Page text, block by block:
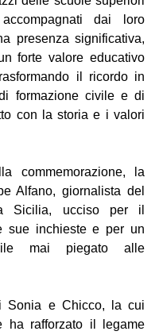
accompagnati dai loro
presenza significativa,
forte valore educativo
il ricordo in
formazione civile e di
con la storia e i valori
commemorazione, la
Alfano, giornalista del
Sicilia, ucciso per il
sue inchieste e per un
mai piegato alle
Sonia e Chicco, la cui
ha rafforzato il legame